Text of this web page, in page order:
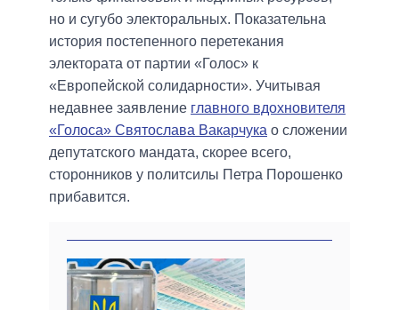
но и сугубо электоральных. Показательна
история постепенного перетекания
электората от партии «Голос» к
«Европейской солидарности». Учитывая
недавнее заявление главного вдохновителя
«Голоса» Святослава Вакарчука о сложении
депутатского мандата, скорее всего,
сторонников у политсилы Петра Порошенко
прибавится.